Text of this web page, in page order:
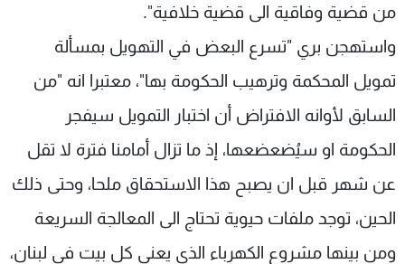
من قضية وفاقية الى قضية خلافية".
واستهجن بري "تسرع البعض في التهويل بمسألة
تمويل المحكمة وترهيب الحكومة بها"، معتبرا انه "من
السابق لأوانه الافتراض أن اختبار التمويل سيفجر
الحكومة او سيُضعضعها، إذ ما تزال أمامنا فترة لا تقل
عن شهر قبل ان يصبح هذا الاستحقاق ملحا، وحتى ذلك
الحين، توجد ملفات حيوية تحتاج الى المعالجة السريعة
ومن بينها مشروع الكهرباء الذي يعني كل بيت في لبنان،